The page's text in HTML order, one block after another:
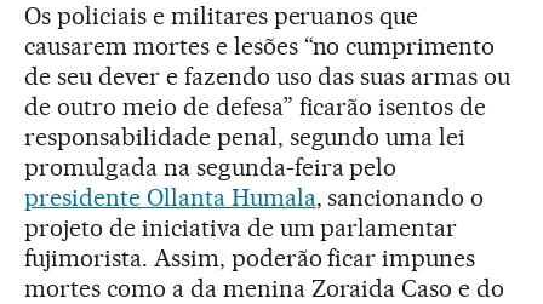
Os policiais e militares peruanos que
causarem mortes e lesões “no cumprimento
de seu dever e fazendo uso das suas armas ou
de outro meio de defesa” ficarão isentos de
responsabilidade penal, segundo uma lei
promulgada na segunda-feira pelo
presidente Ollanta Humala, sancionando o
projeto de iniciativa de um parlamentar
fujimorista. Assim, poderão ficar impunes
mortes como a da menina Zoraida Caso e do